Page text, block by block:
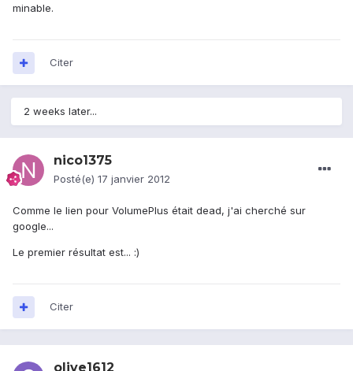
minable.
Citer
2 weeks later...
nico1375
Posté(e) 17 janvier 2012
Comme le lien pour VolumePlus était dead, j'ai cherché sur
google...
Le premier résultat est... :)
Citer
olive1612